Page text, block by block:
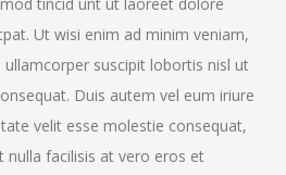
tincid unt ut laoreet dolore
Ut wisi enim ad minim veniam,
suscipit lobortis nisl ut
Duis autem vel eum iriure
velit esse molestie consequat,
nulla facilisis at vero eros et